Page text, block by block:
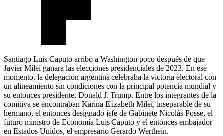
Santiago Luis Caputo arribó a Washington poco después de que
Javier Milei ganara las elecciones presidenciales de 2023. En ese
momento, la delegación argentina celebraba la victoria electoral con
un alineamiento sin condiciones con la principal potencia mundial y
su entonces presidente, Donald J. Trump. Entre los integrantes de la
comitiva se encontraban Karina Elizabeth Milei, inseparable de su
hermano, el entonces designado jefe de Gabinete Nicolás Posse, el
futuro ministro de Economía Luis Caputo y el entonces embajador
en Estados Unidos, el empresario Gerardo Werthein.